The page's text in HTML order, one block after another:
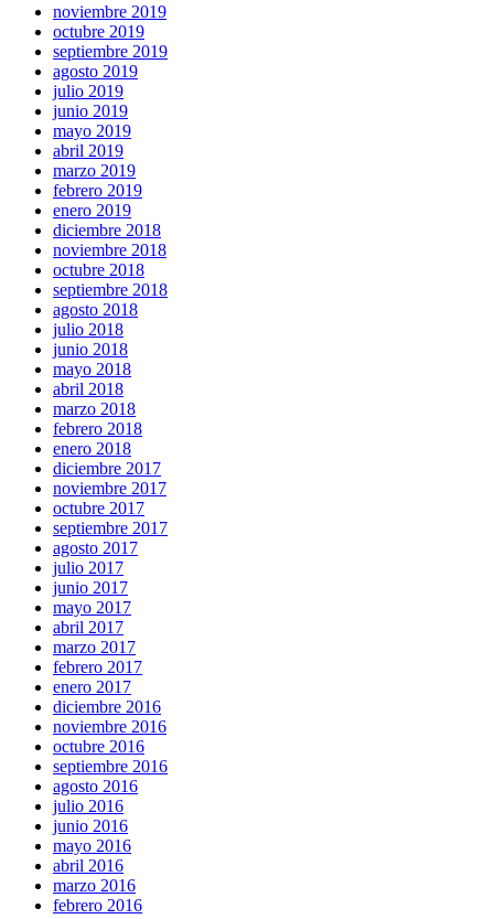
noviembre 2019
octubre 2019
septiembre 2019
agosto 2019
julio 2019
junio 2019
mayo 2019
abril 2019
marzo 2019
febrero 2019
enero 2019
diciembre 2018
noviembre 2018
octubre 2018
septiembre 2018
agosto 2018
julio 2018
junio 2018
mayo 2018
abril 2018
marzo 2018
febrero 2018
enero 2018
diciembre 2017
noviembre 2017
octubre 2017
septiembre 2017
agosto 2017
julio 2017
junio 2017
mayo 2017
abril 2017
marzo 2017
febrero 2017
enero 2017
diciembre 2016
noviembre 2016
octubre 2016
septiembre 2016
agosto 2016
julio 2016
junio 2016
mayo 2016
abril 2016
marzo 2016
febrero 2016